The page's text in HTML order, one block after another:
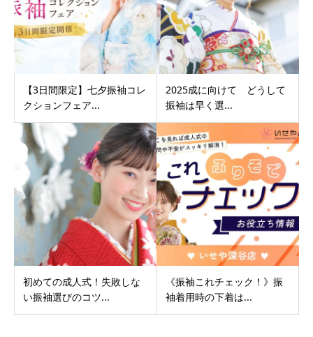
【3日間限定】七夕振袖コレ
クションフェア...
2025成に向けて どうして
振袖は早く選...
初めての成人式！失敗しな
い振袖選びのコツ...
《振袖これチェック！》振
袖着用時の下着は...